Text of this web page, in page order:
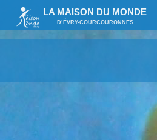
LA MAISON DU MONDE
D’ÉVRY-COURCOURONNES